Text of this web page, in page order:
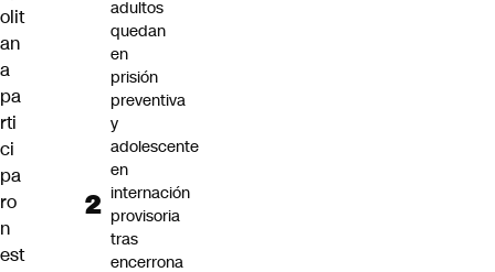
olit
an
a
pa
rti
ci
pa
ro
n
est
adultos
quedan
en
prisión
preventiva
y
adolescente
en
internación
provisoria
tras
encerrona